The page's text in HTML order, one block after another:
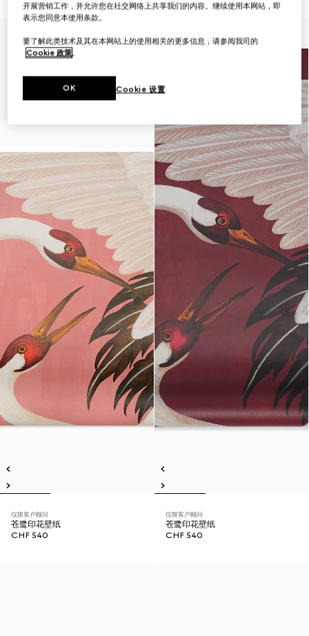
仅限客户顾问
苍鹭印花壁纸
CHF 540
仅限客户顾问
苍鹭印花壁纸
CHF 540
开展营销工作，并允许您在社交网络上共享我们的内容。继续使用本网站，即
表示您同意本使用条款。
要了解此类技术及其在本网站上的使用相关的更多信息，请参阅我司的
Cookie 政策。
Cookie 设置
OK